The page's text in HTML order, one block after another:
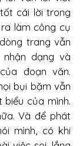
cái lời trong
làm công cụ
trang vẫn
dạng và
đoạn văn.
bụi bặm vẫn
của mình.
Và để phát
mình, có khi